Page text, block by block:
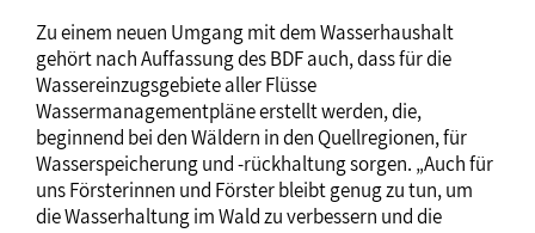
Zu einem neuen Umgang mit dem Wasserhaushalt
gehört nach Auffassung des BDF auch, dass für die
Wassereinzugsgebiete aller Flüsse
Wassermanagementpläne erstellt werden, die,
beginnend bei den Wäldern in den Quellregionen, für
Wasserspeicherung und -rückhaltung sorgen. „Auch für
uns Försterinnen und Förster bleibt genug zu tun, um
die Wasserhaltung im Wald zu verbessern und die